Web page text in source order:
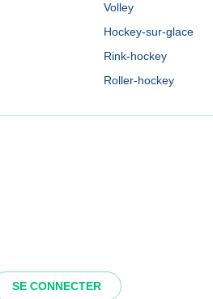
SE CONNECTER
Volley
Hockey-sur-glace
Rink-hockey
Roller-hockey